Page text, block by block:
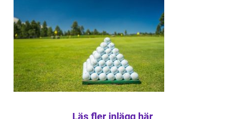
Läs fler inlägg här